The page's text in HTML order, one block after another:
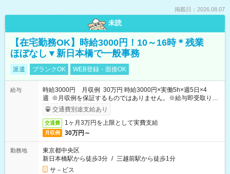
掲載日：2026.08.07
未読
【在宅勤務OK】時給3000円！10～16時＊残業
ほぼなし▼新日本橋で一般事務
派遣 ブランクOK WEB登録・面接OK
給与
時給3000円 月収例 30万円 時給3000円×実働5h×週5日×4
週 ※月収例を保証するものではありません。※給与即受取りサ
ービス利用可（利用条件有）
交通費別途支給あり
交通費 1ヶ月3万円を上限として実費支給
月収例 30万円～
勤務地
東京都中央区
新日本橋駅から徒歩3分 / 三越前駅から徒歩1分
サ－ビス